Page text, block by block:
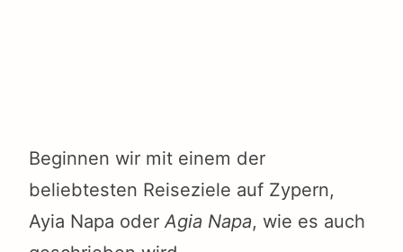
Beginnen wir mit einem der
beliebtesten Reiseziele auf Zypern,
Ayia Napa oderAgia Napa, wie es auch